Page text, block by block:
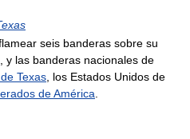
seis banderas sobre su
, y las banderas nacionales de
Texas, los Estados Unidos de
de América.